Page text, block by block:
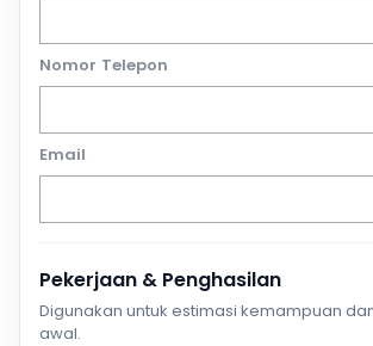
Nomor Telepon
Email
Pekerjaan & Penghasilan
Digunakan untuk estimasi kemampuan
awal.